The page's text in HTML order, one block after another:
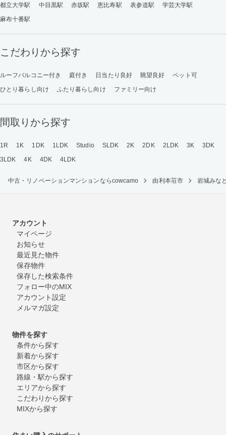
都立大学駅
中目黒駅 赤坂駅 恵比寿駅 表参道駅
学芸大学駅
麻布十番駅
こだわりから探す
ルーフバルコニー付き 庭付き 日当たり良好 眺望良好
ペット可
ひとり暮らし向け
ふたり暮らし向け ファミリー向け
間取りから探す
1R 1K 1DK 1LDK Studio SLDK 2K 2DK 2LDK 3K
3DK
3LDK
4K 4DK 4LDK
中古・リノベーションマンションならcowcamo 由利本荘市 岩城みな
アカウント
マイページ
お知らせ
最近見た物件
保存物件
保存した検索条件
フォロー中のMIX
アカウント設定
メルマガ設定
物件を探す
条件から探す
新着から探す
市区から探す
路線・駅から探す
エリアから探す
こだわりから探す
MIXから探す